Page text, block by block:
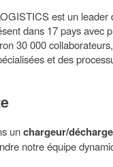
est un leader
dans 17 pays avec
30 000
et des
unchargeur/
notre équipe